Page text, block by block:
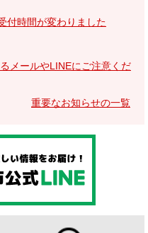
付時間が変わりました
メールやLINEにご注意くだ
重要なお知らせの一覧